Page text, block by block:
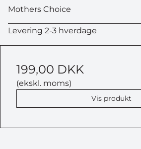
Mothers Choice
Levering 2-3 hverdage
199,00 DKK
(ekskl. moms)
Vis produkt